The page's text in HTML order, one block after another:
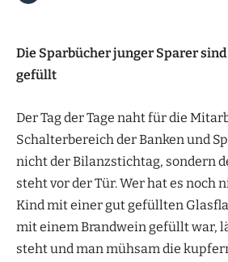
Die Sparbücher junger Sparer
gefüllt
Der Tag der Tage naht für die
Schalterbereich der Banken und
nicht der Bilanzstichtag, sondern
steht vor der Tür. Wer hat es noch
Kind mit einer gut gefüllten
mit einem Brandwein gefüllt war,
steht und man mühsam die